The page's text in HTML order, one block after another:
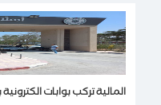
المالية تركب بوابات